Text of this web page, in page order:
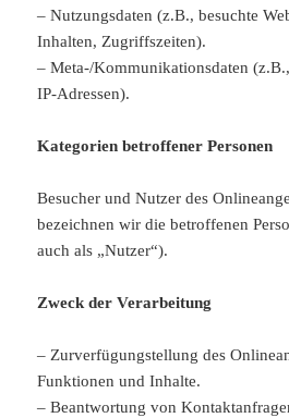
– Nutzungsdaten (z.B., besuchte
Inhalten, Zugriffszeiten).
– Meta-/Kommunikationsdaten
IP-Adressen).
Kategorien betroffener Personen
Besucher und Nutzer des
bezeichnen wir die betroffenen
auch als „Nutzer“).
Zweck der Verarbeitung
– Zurverfügungstellung des
Funktionen und Inhalte.
– Beantwortung von